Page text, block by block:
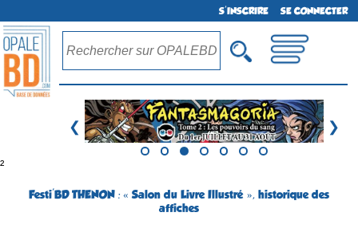
S'INSCRIRE SE CONNECTER
❮ ❯
²
Festi'BD THENON : « Salon du Livre Illustré », historique des
affiches